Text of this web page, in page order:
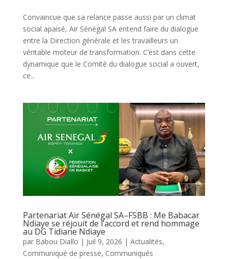
Convaincue que sa relance passe aussi par un climat
social apaisé, Air Sénégal SA entend faire du dialogue
entre la Direction générale et les travailleurs un
véritable moteur de transformation. C’est dans cette
dynamique que le Comité du dialogue social a ouvert,
ce...
Partenariat Air Sénégal SA–FSBB : Me Babacar
Ndiaye se réjouit de l’accord et rend hommage
au DG Tidiane Ndiaye
par Babou Diallo | Juil 9, 2026 | Actualités,
Communiqué de presse, Communiqués